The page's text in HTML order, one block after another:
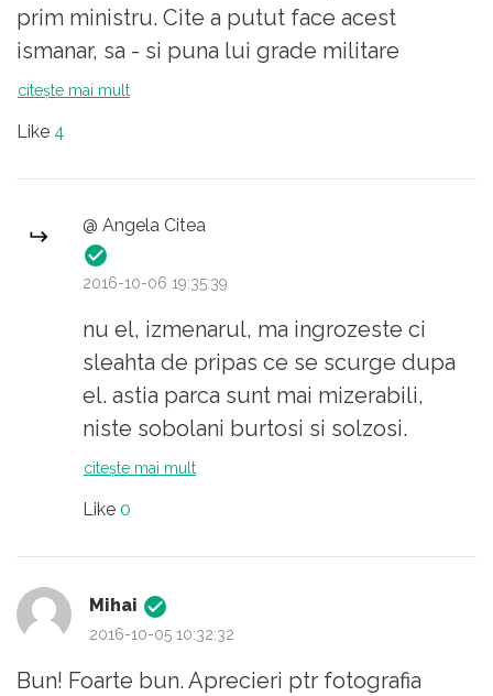
prim ministru. Cite a putut face acest
ismanar, sa - si puna lui grade militare
fraudulos, sa dea si altora grade militare
doctorate si titluri academice fraudulos, sa
finanteze din bani publici acea facultate de
doctorate frauduloase, sa reuseasca sa faca
legi speciale de pensionare pentru
categoriile care a sperat ca-l vor sustine sa
ramana in posturi cheie ala tarii un neica
ismana. Va fi foarte trist si rusinos sa aflam ca
in ultimii 7 ani (din 6 decembrie 2009) acesta
Kovesi, stiind ca in casa la el mergea acesta
cu Coldea.
citește mai mult
Like 4
@ Angela Citea
2016-10-06 19:35:39
nu el, izmenarul, ma ingrozeste ci
sleahta de pripas ce se scurge dupa
el. astia parca sunt mai mizerabili,
niste sobolani burtosi si solzosi.
umbla ciorchine dupa mirosul si dara
citește mai mult
Like 0
Mihai
2016-10-05 10:32:32
Bun! Foarte bun. Aprecieri ptr fotografia